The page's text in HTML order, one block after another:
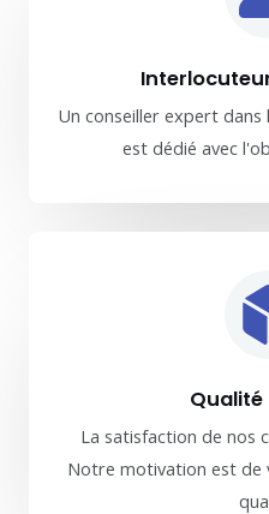
Un conseiller expert dans
est dédié avec
Qualité
La satisfaction de nos
Notre motivation est de